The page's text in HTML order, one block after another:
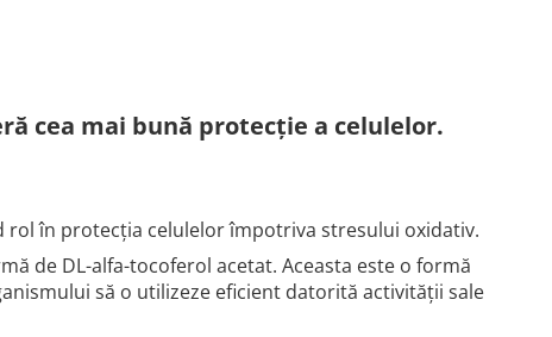
cea mai bună protecție a celulelor.
rol în protecția celulelor împotriva stresului oxidativ.
de DL-alfa-tocoferol acetat. Aceasta este o formă
să o utilizeze eficient datorită activității sale